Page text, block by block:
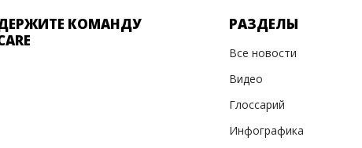
КОМАНДУ
РАЗДЕЛЫ
Все новости
Видео
Глоссарий
Инфографика